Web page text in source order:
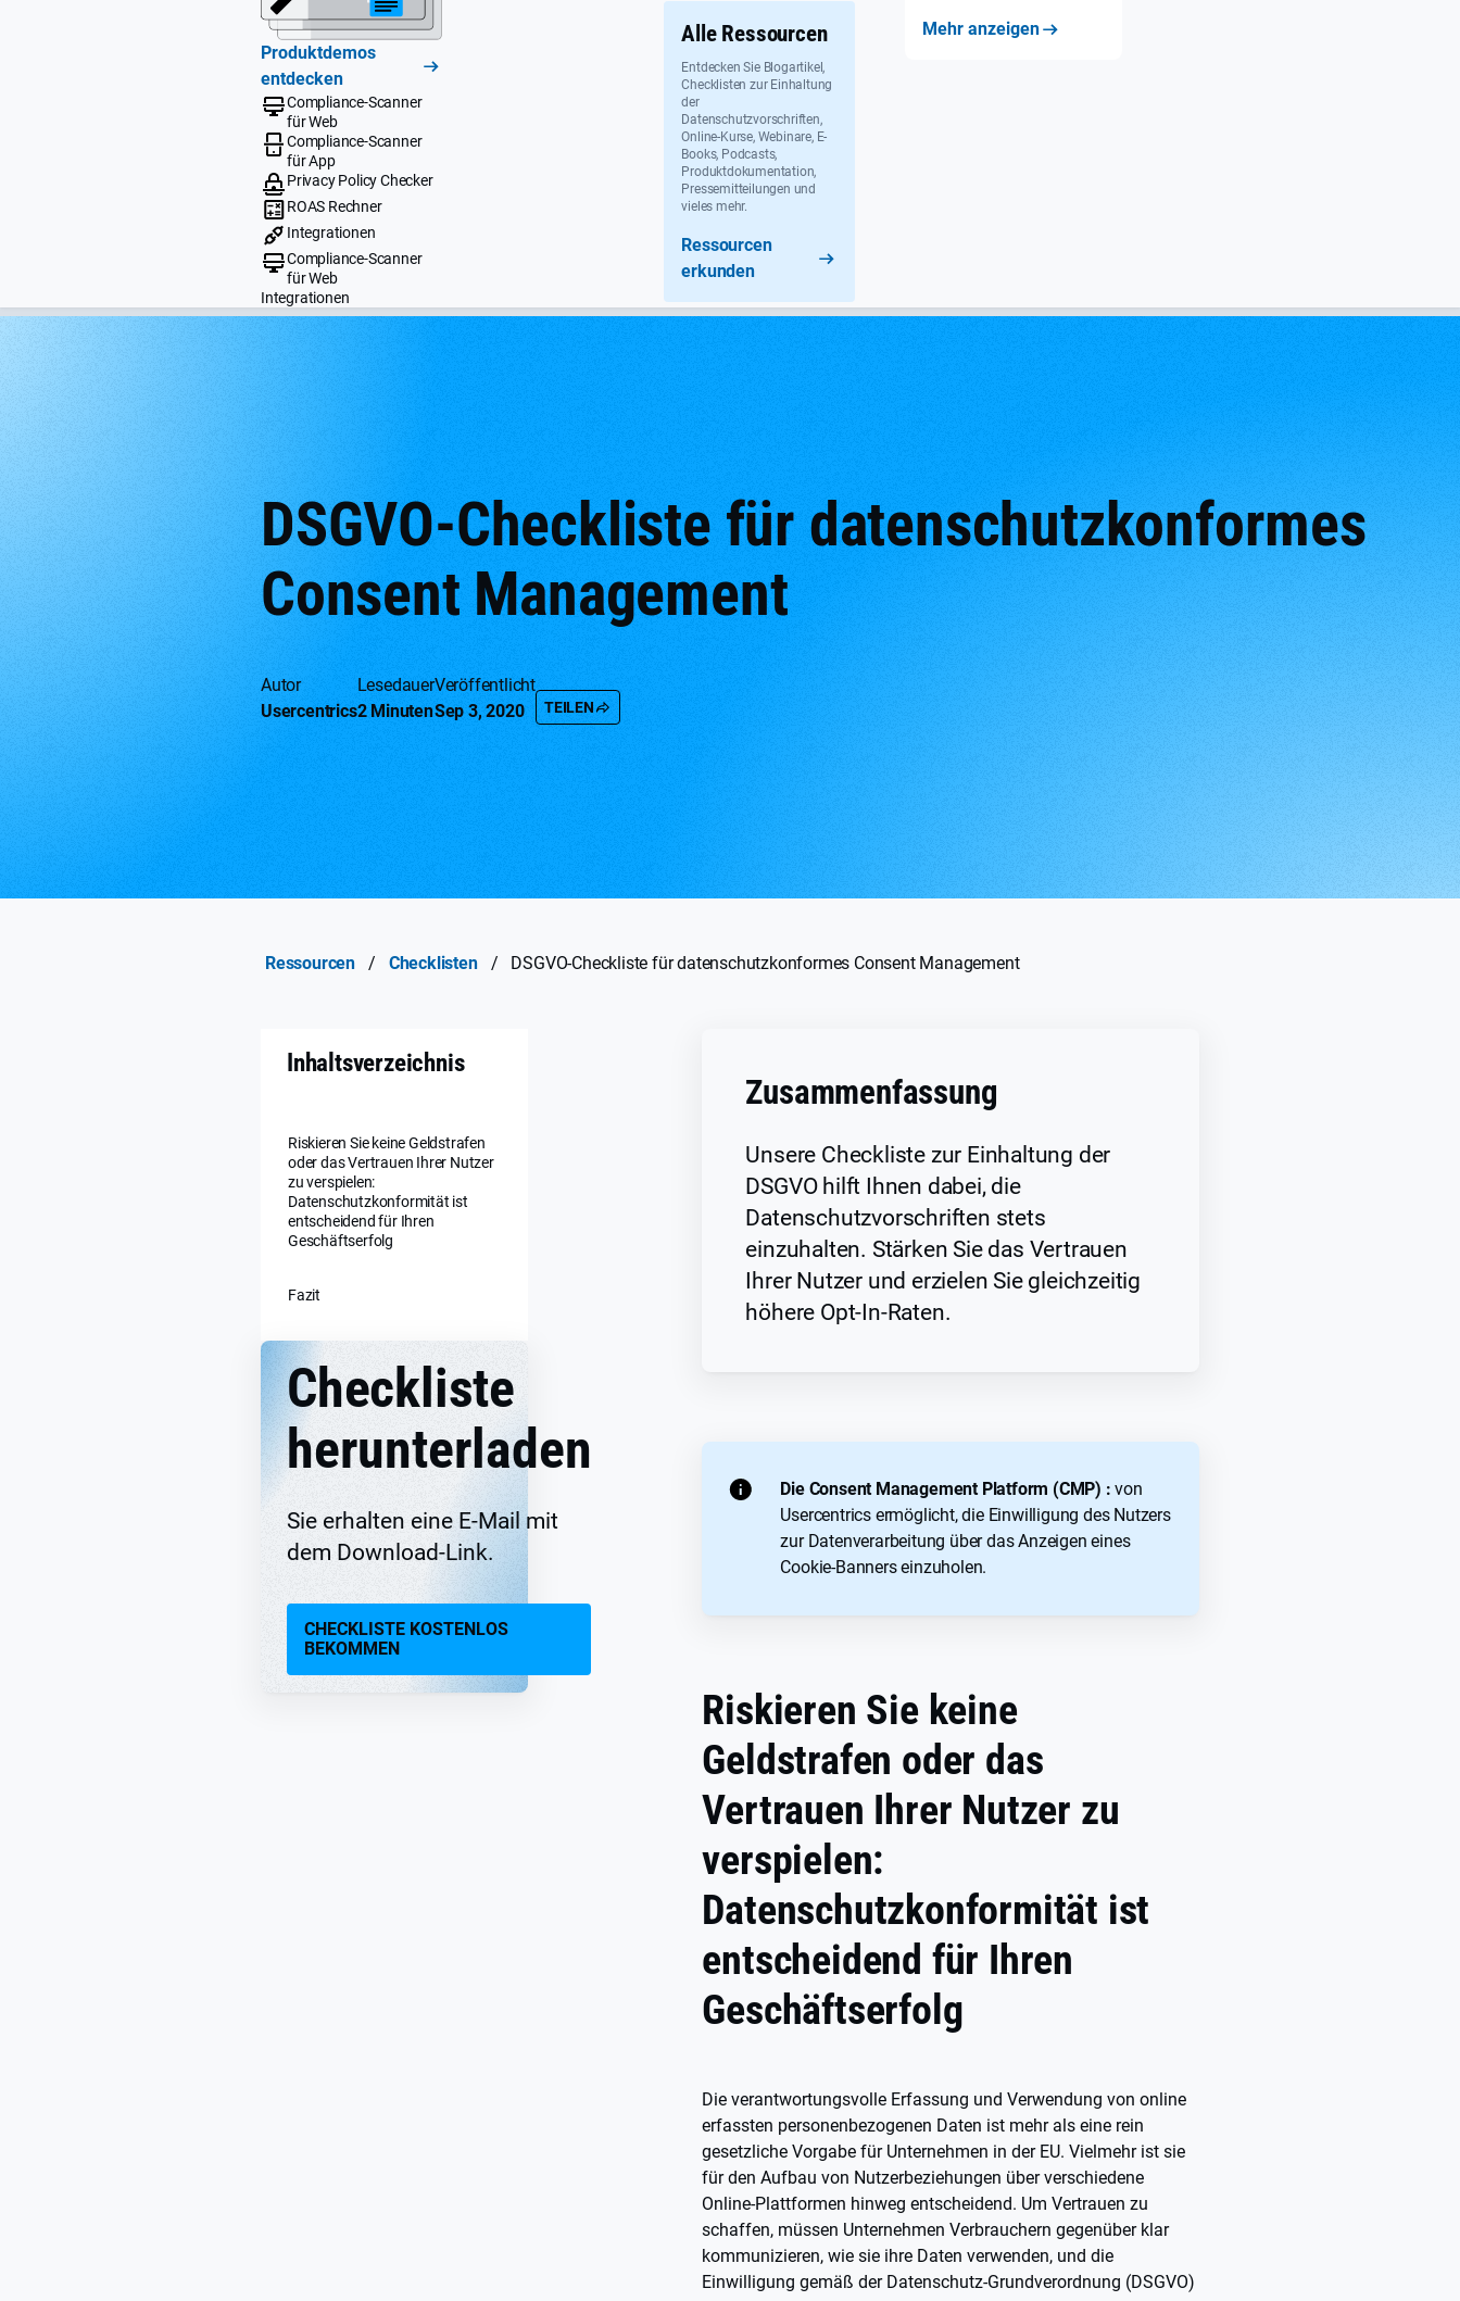
Produktdemos
entdecken
Compliance-Scanner
für Web
Compliance-Scanner
für App
Privacy Policy Checker
ROAS Rechner
Integrationen
Compliance-Scanner
für Web
Integrationen
Alle Ressourcen
Entdecken Sie Blogartikel,
Checklisten zur Einhaltung
der
Datenschutzvorschriften,
Online-Kurse, Webinare, E-
Books, Podcasts,
Produktdokumentation,
Pressemitteilungen und
vieles mehr.
Ressourcen
erkunden
Mehr anzeigen
DSGVO-Checkliste für datenschutzkonformes
Consent Management
Autor
Usercentrics
Lesedauer
2 Minuten
Veröffentlicht
Sep 3, 2020
TEILEN
Ressourcen / Checklisten / DSGVO-Checkliste für datenschutzkonformes Consent Management
Inhaltsverzeichnis
Riskieren Sie keine Geldstrafen
oder das Vertrauen Ihrer Nutzer
zu verspielen:
Datenschutzkonformität ist
entscheidend für Ihren
Geschäftserfolg
Fazit
Checkliste
herunterladen
Sie erhalten eine E-Mail mit
dem Download-Link.
CHECKLISTE KOSTENLOS
BEKOMMEN
Zusammenfassung
Unsere Checkliste zur Einhaltung der
DSGVO hilft Ihnen dabei, die
Datenschutzvorschriften stets
einzuhalten. Stärken Sie das Vertrauen
Ihrer Nutzer und erzielen Sie gleichzeitig
höhere Opt-In-Raten.
Die Consent Management Platform (CMP) : von
Usercentrics ermöglicht, die Einwilligung des Nutzers
zur Datenverarbeitung über das Anzeigen eines
Cookie-Banners einzuholen.
Riskieren Sie keine
Geldstrafen oder das
Vertrauen Ihrer Nutzer zu
verspielen:
Datenschutzkonformität ist
entscheidend für Ihren
Geschäftserfolg
Die verantwortungsvolle Erfassung und Verwendung von online
erfassten personenbezogenen Daten ist mehr als eine rein
gesetzliche Vorgabe für Unternehmen in der EU. Vielmehr ist sie
für den Aufbau von Nutzerbeziehungen über verschiedene
Online-Plattformen hinweg entscheidend. Um Vertrauen zu
schaffen, müssen Unternehmen Verbrauchern gegenüber klar
kommunizieren, wie sie ihre Daten verwenden, und die
Einwilligung gemäß der Datenschutz-Grundverordnung (DSGVO)